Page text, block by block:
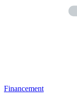
Financement